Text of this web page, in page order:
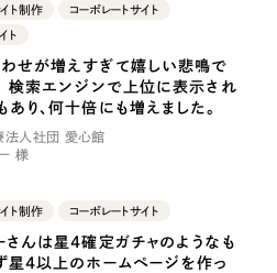
メディアサイト （39件）
ページ）
ロモーションサイト （12件）
ゴ・印刷物）
ト制作 コーポレートサイト
ト
せが増えすぎて嬉しい悲鳴で
検索エンジンで上位に表示され
あり、何十倍にも増えました。
法人社団 愛心館
様
ト制作 コーポレートサイト
さんは星4確定ガチャのようなも
星4以上のホームページを作っ